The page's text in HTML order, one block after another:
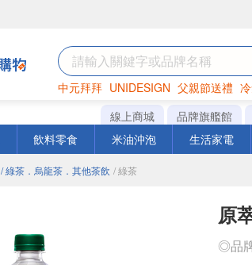
中元拜拜 UNIDESIGN 父親節送禮
巧克力 罐頭 衛生紙
線上商城 品牌旗艦館
飲料零食 米油沖泡 生活家電
/ 綠茶．烏龍茶．其他茶飲 / 綠茶
原
◎品